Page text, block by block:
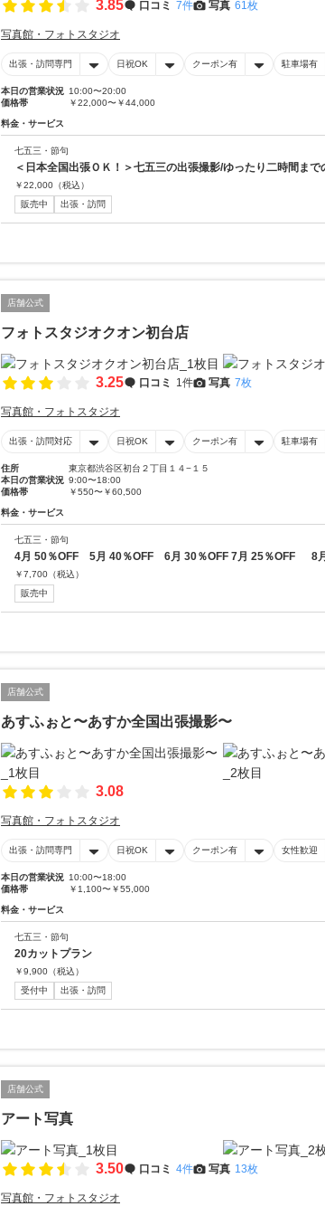
3.85 口コミ 7件 写真 61枚
写真館・フォトスタジオ
出張・訪問専門 日祝OK クーポン有 駐車場有
本日の営業状況 10:00〜20:00
価格帯
￥22,000〜￥44,000
料金・サービス
七五三・節句
＜日本全国出張ＯＫ！＞七五三の出張撮影/ゆったり二時間ま
￥22,000 （税込）
販売中
出張・訪問
店舗公式
フォトスタジオクオン初台店
3.25 口コミ 1件 写真 7枚
写真館・フォトスタジオ
出張・訪問対応 日祝OK クーポン有 駐車場有
住所
東京都渋谷区初台２丁目１４−１５
本日の営業状況 9:00〜18:00
価格帯
￥550〜￥60,500
料金・サービス
七五三・節句
4月 50％OFF 5月 40％OFF 6月 30％OFF 7月 25％OFF 8
￥7,700 （税込）
販売中
店舗公式
あすふぉと〜あすか全国出張撮影〜
3.08
写真館・フォトスタジオ
出張・訪問専門 日祝OK クーポン有 女性歓迎
本日の営業状況 10:00〜18:00
価格帯
￥1,100〜￥55,000
料金・サービス
七五三・節句
20カットプラン
￥9,900 （税込）
受付中
出張・訪問
店舗公式
アート写真
3.50 口コミ 4件 写真 13枚
写真館・フォトスタジオ